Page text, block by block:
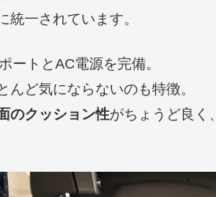
一されています。
ートとAC電源を完備。
ど気にならないのも特徴。
のクッション性がちょうど良く、